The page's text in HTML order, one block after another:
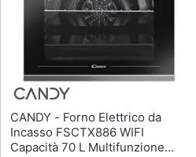
CANDY - Forno Elettrico da
Incasso FSCTX886 WIFI
Capacità 70 L Multifunzione